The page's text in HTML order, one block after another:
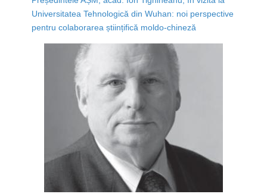
Universitatea Tehnologică din Wuhan: noi perspective
pentru colaborarea științifică moldo-chineză